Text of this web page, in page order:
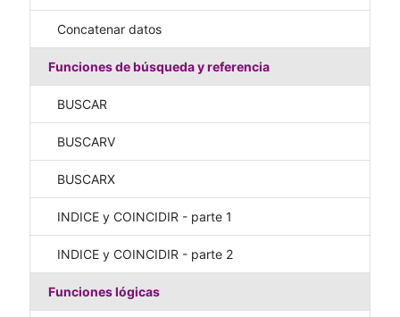
Concatenar datos
Funciones de búsqueda y referencia
BUSCAR
BUSCARV
BUSCARX
INDICE y COINCIDIR - parte 1
INDICE y COINCIDIR - parte 2
Funciones lógicas